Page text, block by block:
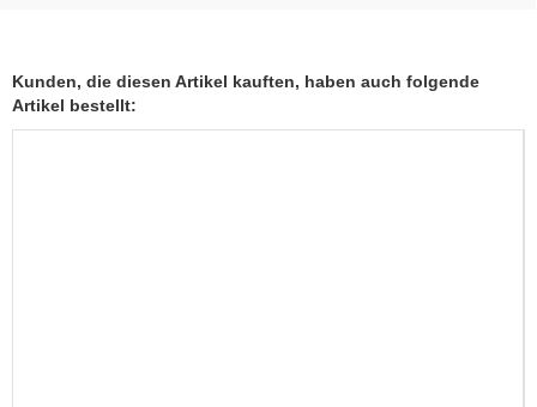
Kunden, die diesen Artikel kauften, haben auch folgende
Artikel bestellt: